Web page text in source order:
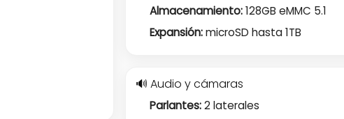
Almacenamiento:128GB eMMC 5.1
Expansión:microSD hasta 1TB
🔊 Audio y cámaras
Parlantes:2 laterales